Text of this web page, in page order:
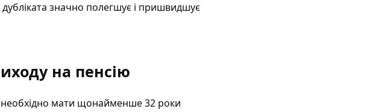
значно полегшує і пришвидшує
на пенсію
необхідно мати щонайменше 32 роки